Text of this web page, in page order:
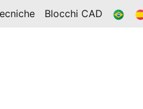
Blocchi CAD BR